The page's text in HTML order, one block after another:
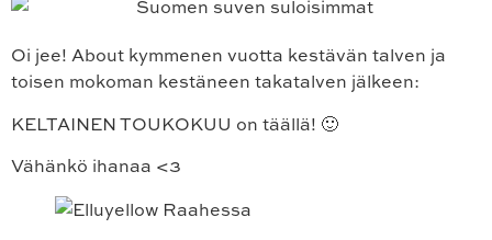
Oi jee! About kymmenen vuotta kestävän talven ja
toisen mokoman kestäneen takatalven jälkeen:
KELTAINEN TOUKOKUU on täällä! 🙂
Vähänkö ihanaa <3